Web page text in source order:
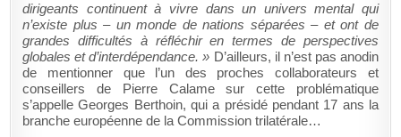
dirigeants continuent à vivre dans un univers mental qui
n’existe plus – un monde de nations séparées – et ont de
grandes difficultés à réfléchir en termes de perspectives
globales et d’interdépendance. » D’ailleurs, il n’est pas anodin
de mentionner que l’un des proches collaborateurs et
conseillers de Pierre Calame sur cette problématique
s’appelle Georges Berthoin, qui a présidé pendant 17 ans la
branche européenne de la Commission trilatérale…